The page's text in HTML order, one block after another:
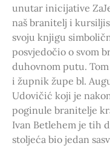
unutar inicijative
naš branitelj i
svoju knjigu
posvjedočio o svom
duhovnom putu.
i župnik župe bl.
Udovičić koji je
poginule branitelje
Ivan Betlehem je tih
stoljeća bio jedan